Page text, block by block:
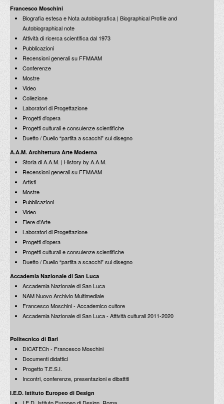
Mattia Preti
San Luca dipinge la Madonna con il Bambino
14 Dicembre 2013
Antonello da Messina
Le mostre raccontate
12 Dicembre 2013
AMICI dell'Accademia Nazionale di San Luca
presentazione dell'Associazione
11 dicembre 2013
Roma 1771-1819. I Giornali di Vincenzo Pacetti
Convegno Internazionale
28-30 novembre 2013
Architettura e storia
Gillo Dorfles: Roma Doma ?
Viterbo nel Rinascimento
20 dicembre 2012
Roma 1771-1819. I Giornali di Vincenzo Pacetti
10 dicembre 2012
Premio Toti Scialoja per la poesia
18 dicembre 2012
Riviste futuriste. Collezione Echaurren Salaris
14 dicembre 2012
Studi su Jacopo Barozzi da Vignola
Scienza e disegno: Lucio Russo / La tavola, il mondo, la
sfera: Franco Farinelli
La città di Roma nel disegno di riordinamento politico e
amministrativo di Giustiniano
15 dicembre 2011
Francesco Moschini: Conversazione con Mario Botta
Lectio Magistralis: architettura e città
12 dicembre 2011
150 anni di disastri in Italia: 1861-2011
12 dicembre 2011
Giornata di studio su Giorgio Vasari
5 dicembre 2011
Inchiesta su Raffaello: San Luca che dipinge la Vergine
26 novembre 2011
Attività di ricerca scientifica dal 1973
Pubblicazioni
Recensioni generali su FFMAAM
Conferenze
Mostre
Video
Collezione
Laboratori di Progettazione
Progetti d'opera
Progetti culturali e consulenze scientifiche
Duetto / Duello “partita a scacchi” sul disegno
Storia di A.A.M. | History by A.A.M.
Recensioni generali su FFMAAM
Artisti
Mostre
Pubblicazioni
Video
Fiere d'Arte
Laboratori di Progettazione
Progetti d'opera
Progetti culturali e consulenze scientifiche
Duetto / Duello “partita a scacchi” sul disegno
Accademia Nazionale di San Luca
NAM Nuovo Archivio Multimediale
Francesco Moschini - Accademico cultore
Accademia Nazionale di San Luca - Attività culturali 2011-2020
DICATECh - Francesco Moschini
Progetto T.E.S.I.
Incontri, conferenze, presentazioni e dibattiti
I.E.D. Istituto Europeo di Design, Roma
Biblioteca Francesco Moschini